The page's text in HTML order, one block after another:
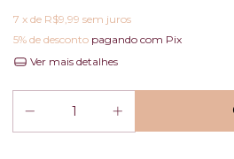
7 x de R$9,99 sem juros
5% de desconto pagando com Pix
Ver mais detalhes